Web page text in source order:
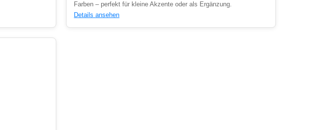
Farben – perfekt für kleine Akzente oder als Ergänzung.
Details ansehen